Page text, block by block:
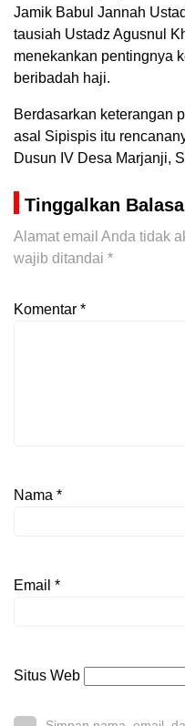
Jamik Babul Jannah
tausiah Ustadz Agusnul
menekankan pentingnya
beribadah haji.
Berdasarkan keterangan
asal Sipispis itu
Dusun IV Desa Marjanji,
Tinggalkan
Alamat email Anda tidak
wajib ditandai *
Komentar *
Nama *
Email *
Situs Web